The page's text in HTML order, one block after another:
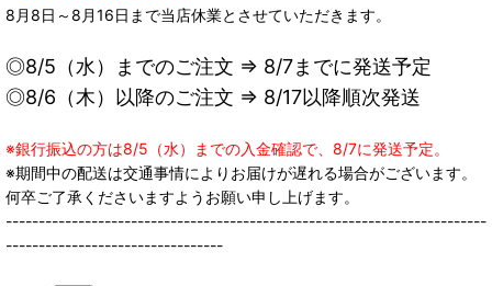
8月8日～8月16日まで当店休業とさせていただきます。
◎8/5（水）までのご注文 ⇒ 8/7までに発送予定
◎8/6（木）以降のご注文 ⇒ 8/17以降順次発送
※銀行振込の方は8/5（水）までの入金確認で、8/7に発送予定。
※期間中の配送は交通事情によりお届けが遅れる場合がございます。
何卒ご了承くださいますようお願い申し上げます。
-------------------------------------------------------------------------
---------------------------------